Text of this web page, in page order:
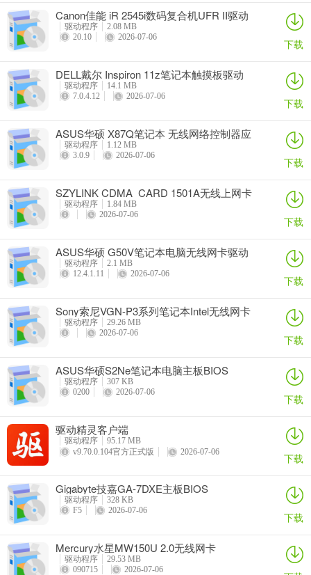
Canon佳能 iR 2545i数码复合机UFR II驱动
驱动程序
2.08 MB
20.10
2026-07-06 下载
DELL戴尔 Inspiron 11z笔记本触摸板驱动
驱动程序
14.1 MB
7.0.4.12
2026-07-06 下载
ASUS华硕 X87Q笔记本 无线网络控制器应
用程序
驱动程序
1.12 MB
3.0.9
2026-07-06 下载
SZYLINK CDMA_CARD 1501A无线上网卡
驱动程序
1.84 MB
2026-07-06
下载
ASUS华硕 G50V笔记本电脑无线网卡驱动
驱动程序
2.1 MB
12.4.1.11
2026-07-06 下载
Sony索尼VGN-P3系列笔记本Intel无线网卡
驱动
驱动程序
29.26 MB
2026-07-06
下载
ASUS华硕S2Ne笔记本电脑主板BIOS
驱动程序
307 KB
0200
2026-07-06 下载
驱动精灵客户端
驱动程序
95.17 MB
v9.70.0.104官方正式版
2026-07-06 下载
Gigabyte技嘉GA-7DXE主板BIOS
驱动程序
328 KB
F5
2026-07-06 下载
Mercury水星MW150U 2.0无线网卡
驱动程序
29.53 MB
090715
2026-07-06